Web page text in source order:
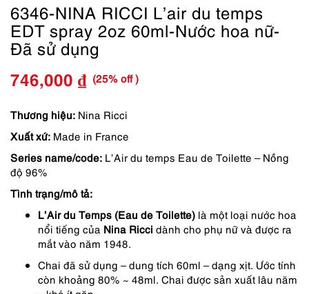
6346-NINA RICCI L’air du temps
EDT spray 2oz 60ml-Nước hoa nữ-
Đã sử dụng
Giá
gốc
là:
995,000 ₫.
746,000 ₫
Giá
hiện
tại
là:
(25% off )
Thương hiệu: Nina Ricci
Xuất xứ: Made in France
Series name/code: L’Air du temps Eau de Toilette – Nồng
độ 96%
Tình trạng/mô tả:
L’Air du Temps (Eau de Toilette) là một loại nước hoa
nổi tiếng của Nina Ricci dành cho phụ nữ và được ra
mắt vào năm 1948.
Chai đã sử dụng – dung tích 60ml – dạng xịt. Ước tính
còn khoảng 80% ~ 48ml. Chai được sản xuất lâu năm